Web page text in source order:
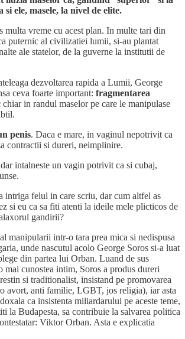
si ele, masele, la nivel de elite.
multa vreme cu acest plan. In multe tari din
puternic al civilizatiei lumii, si-au plantat
ale statelor, de la guverne la institutii de
dezvoltarea rapida a Lumii, George
ceva foarte important: fragmentarea
chiar in randul maselor pe care le manipulase
penis. Daca e mare, in vaginul nepotrivit ca
contractii si dureri, neimplinire.
intalneste un vagin potrivit ca si cubaj,
intriga felul in care scriu, dar cum altfel as
si eu ca sa fiti atenti la ideile mele plicticos de
gandirii?
manipularii intr-o tara prea mica si nedispusa
unde nascutul acolo George Soros si-a luat
din partea lui Orban. Luand de sus
mai cunostea intim, Soros a produs dureri
si traditionalist, insistand pe promovarea
avort, anti familie, LGBT, jos religia), iar asta
ca insistenta miliardarului pe aceste teme,
la Budapesta, sa contribuie la salvarea politica
Viktor Orban. Asta e explicatia